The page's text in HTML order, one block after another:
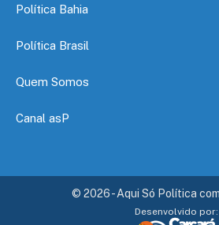
Política Bahia
Política Brasil
Quem Somos
Canal asP
© 2026 - Aqui Só Política
Desenvolvido por: